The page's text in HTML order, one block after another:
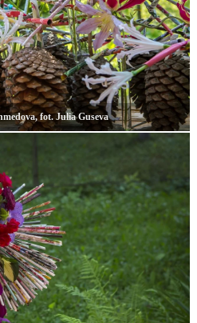
fot. Julia Guseva